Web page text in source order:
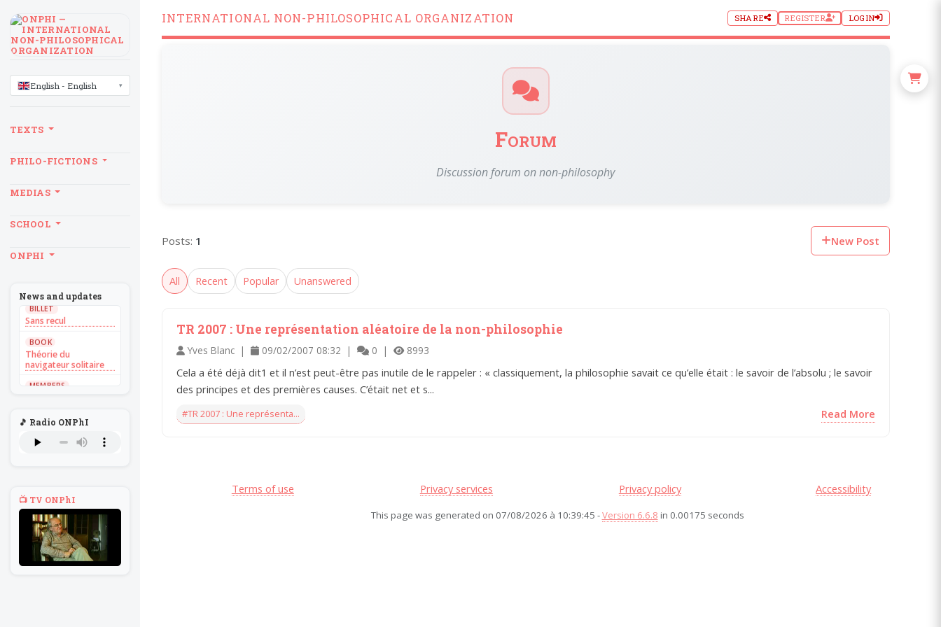
INTERNATIONAL NON-PHILOSOPHICAL ORGANIZATION SHARE REGISTER LOGIN
Forum
Discussion forum on non-philosophy
Posts: 1 New Post
All Recent Popular Unanswered
TR 2007 : Une représentation aléatoire de la non-philosophie
Yves Blanc | 09/02/2007 08:32 | 0 | 8993
Cela a été déjà dit1 et il n’est peut-être pas inutile de le rappeler : « classiquement, la philosophie savait ce qu’elle était : le savoir de l’absolu ; le savoir
des principes et des premières causes. C’était net et s...
#TR 2007 : Une représenta... Read More
Terms of use Privacy services Privacy policy Accessibility
This page was generated on 07/08/2026 à 10:39:45 -Version 6.6.8 in 0.00175 seconds
LANGUAGE
English - English
TEXTS
PHILO-FICTIONS
MEDIAS
SCHOOL
ONPHI
News and updates
BILLET
Sans recul
BOOK
Théorie du
navigateur solitaire
MEMBERS
NEWS
l'hypothèse en
au feu direct
BILLET
Sans recul
BOOK
Théorie du
🎵 Radio ONPhI
📺 TV ONPhI